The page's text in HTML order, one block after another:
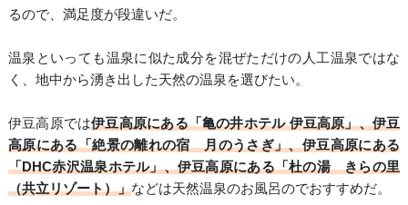
るので、満足度が段違いだ。
温泉といっても温泉に似た成分を混ぜただけの人工温泉ではな
く、地中から湧き出した天然の温泉を選びたい。
伊豆高原では伊豆高原にある「亀の井ホテル 伊豆高原」、伊豆
高原にある「絶景の離れの宿 月のうさぎ」、伊豆高原にある
「DHC赤沢温泉ホテル」、伊豆高原にある「杜の湯 きらの里
（共立リゾート）」などは天然温泉のお風呂のでおすすめだ。